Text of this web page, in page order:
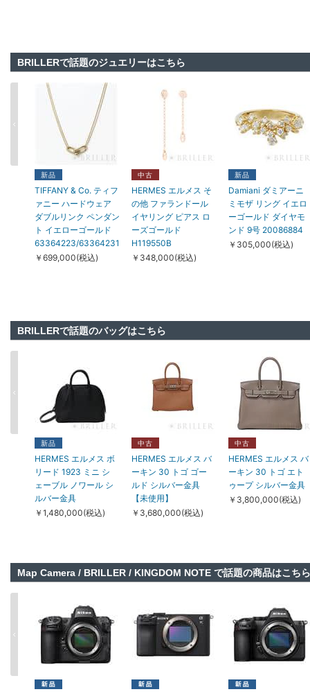
BRILLERで話題のジュエリーはこちら
新品
TIFFANY & Co. ティフ
ァニー ハードウェア
ダブルリンク ペンダン
ト イエローゴールド
63364223/63364231
￥699,000(税込)
中古
HERMES エルメス そ
の他 ファランドール
イヤリング ピアス ロ
ーズゴールド
H119550B
￥348,000(税込)
新品
Damiani ダミアーニ
ミモザ リング イエロ
ーゴールド ダイヤモ
ンド 9号 20086884
￥305,000(税込)
新品
TIFFANY & Co. ティ
ファニー ハードウェ
ア スモール リンク ネ
ックレス イエローゴ
ールド
60964882/60153062
￥2,390,000(税込)
新品
TIFFANY & Co. ティ
ファニー ハードウェ
ア ラージ リンク ピア
ス イエローゴールド
68533643
￥825,000(税込)
新品
TIFFANY & Co. ティ
ァニー その他 ハード
ウェア スモール リン
クブレスレット ロー
ズゴールド ミディア
ム
38086847/
Van Cleef & Arpels ヴ
ァン クリーフ&アーペ
ル ソクラテス ソクラ
Damiani ダミアーニ
レス イエローゴール
BRILLERで話題のバッグはこちら
新品
HERMES エルメス ボ
リード 1923 ミニ シ
ェーブル ノワール シ
ルバー金具
￥1,480,000(税込)
中古
HERMES エルメス バ
ーキン 30 トゴ ゴー
ルド シルバー金具
【未使用】
￥3,680,000(税込)
中古
HERMES エルメス バ
ーキン 30 トゴ エト
ゥープ シルバー金具
￥3,800,000(税込)
HERMES エルメス そ
の他 ガーデン パーテ
ィ 30 TPM ネゴンダ
の他 ガーデン パーテ
ィ 30 TPM ネゴンダ
HERMES エルメス そ
の他 ガーデン パーテ
ィ 30 TPM ネゴンダ
Map Camera / BRILLER / KINGDOM NOTE で話題の商品はこちら